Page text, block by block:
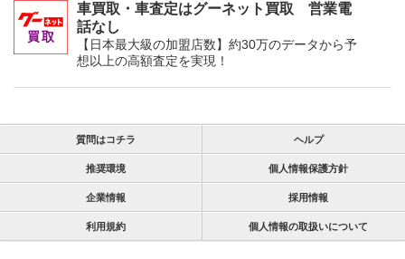
車買取・車査定はグーネット買取 営業電
話なし
【日本最大級の加盟店数】約30万のデータから予
想以上の高額査定を実現！
質問はコチラ ヘルプ
推奨環境 個人情報保護方針
企業情報 採用情報
利用規約 個人情報の取扱いについて